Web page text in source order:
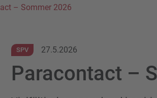
– Sommer 2026
SPV 27.5.2026
Paracontact –